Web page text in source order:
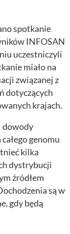
spotkanie
INFOSAN
uczestniczyli
miało na
związanej z
dotyczących
krajach.
dowody
genomu
kilka
dystrybucji
źródłem
są w
gdy będą